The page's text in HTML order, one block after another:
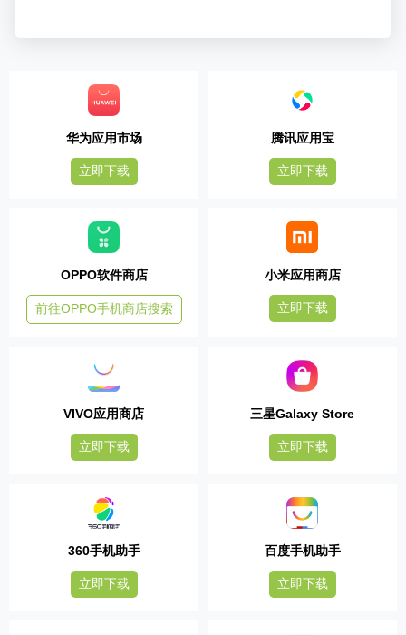
华为应用市场
立即下载
腾讯应用宝
立即下载
OPPO软件商店
前往OPPO手机商店搜索
小米应用商店
立即下载
VIVO应用商店
立即下载
三星Galaxy Store
立即下载
360手机助手
立即下载
百度手机助手
立即下载